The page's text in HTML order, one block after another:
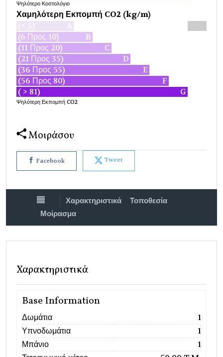
Ψηλότερο Κοστολόγιο
Χαμηλότερη Εκπομπή CO2 (kg/m)
(< 5)
A
(6 Προς 10)
B
(11 Προς 20)
C
(21 Προς 35)
D
(36 Προς 55)
E
(56 Προς 80)
F
( > 81)
G
Ψηλότερη Εκπομπή CO2
Μοιράσου
Facebook Tweet
Χαρακτηριστικά
Τοποθεσία
Μοίρασμα
Χαρακτηριστικά
Base Information
Δωμάτια
1
Υπνοδωμάτια
1
Μπάνιο
1